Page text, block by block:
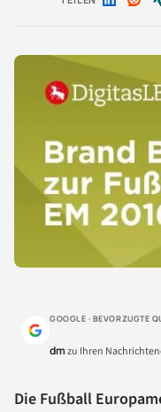
Auf Auf
GOOGLE · BEVORZUGTE
dmzu Ihren
Die Fußball